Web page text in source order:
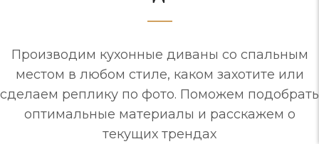
Производим кухонные диваны со спальным
местом в любом стиле, каком захотите или
сделаем реплику по фото. Поможем подобрать
оптимальные материалы и расскажем о
текущих трендах